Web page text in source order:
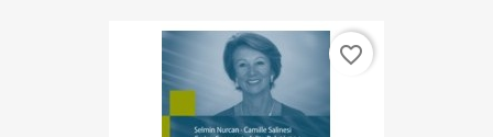
favorite_border